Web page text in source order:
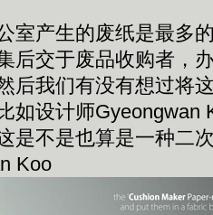
产生的废纸是最多
后交于废品收购者，
后我们有没有想过将
如设计师Gyeongwan
是不是也算是一种二
Koo